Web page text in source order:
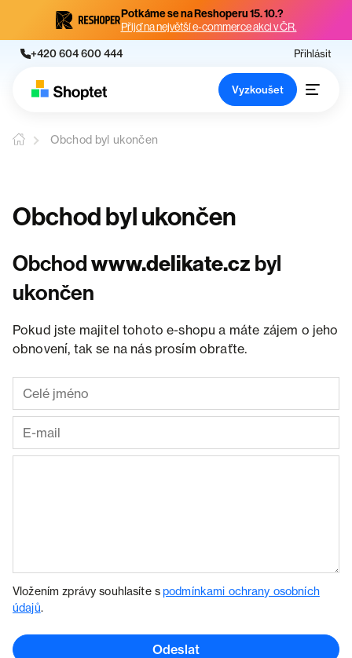
Potkáme se na Reshoperu 15. 10.?
Přijď na největší e-commerce akci v ČR.
+420 604 600 444 Přihlásit
Vyzkoušet
Obchod byl ukončen
Obchod byl ukončen
Obchodwww.delikate.cz byl
ukončen
Pokud jste majitel tohoto e-shopu a máte zájem o jeho
obnovení, tak se na nás prosím obraťte.
Vložením zprávy souhlasíte spodmínkami ochrany osobních
údajů.
Odeslat